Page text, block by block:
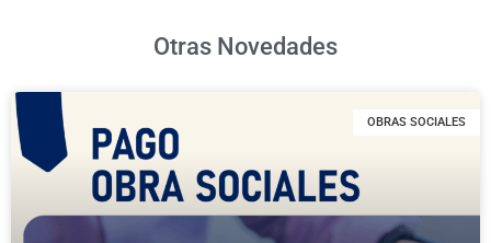
Otras Novedades
OBRAS SOCIALES